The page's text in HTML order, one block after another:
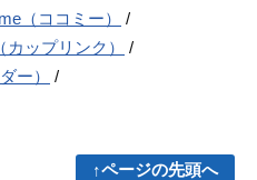
（ココミー）
ップリンク）
ー）
↑ページの先頭へ